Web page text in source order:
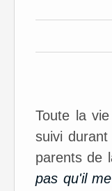
Toute la
suivi
parents de
pas qu'il